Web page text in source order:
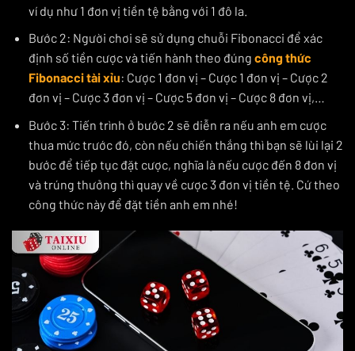
ví dụ như 1 đơn vị tiền tệ bằng với 1 đô la.
Bước 2: Người chơi sẽ sử dụng chuỗi Fibonacci để xác
định số tiền cược và tiến hành theo đúng công thức
Fibonacci tài xỉu: Cược 1 đơn vị – Cược 1 đơn vị – Cược 2
đơn vị – Cược 3 đơn vị – Cược 5 đơn vị – Cược 8 đơn vị,…
Bước 3: Tiến trình ở bước 2 sẽ diễn ra nếu anh em cược
thua mức trước đó, còn nếu chiến thắng thì bạn sẽ lùi lại 2
bước để tiếp tục đặt cược, nghĩa là nếu cược đến 8 đơn vị
và trúng thưởng thì quay về cược 3 đơn vị tiền tệ. Cứ theo
công thức này để đặt tiền anh em nhé!